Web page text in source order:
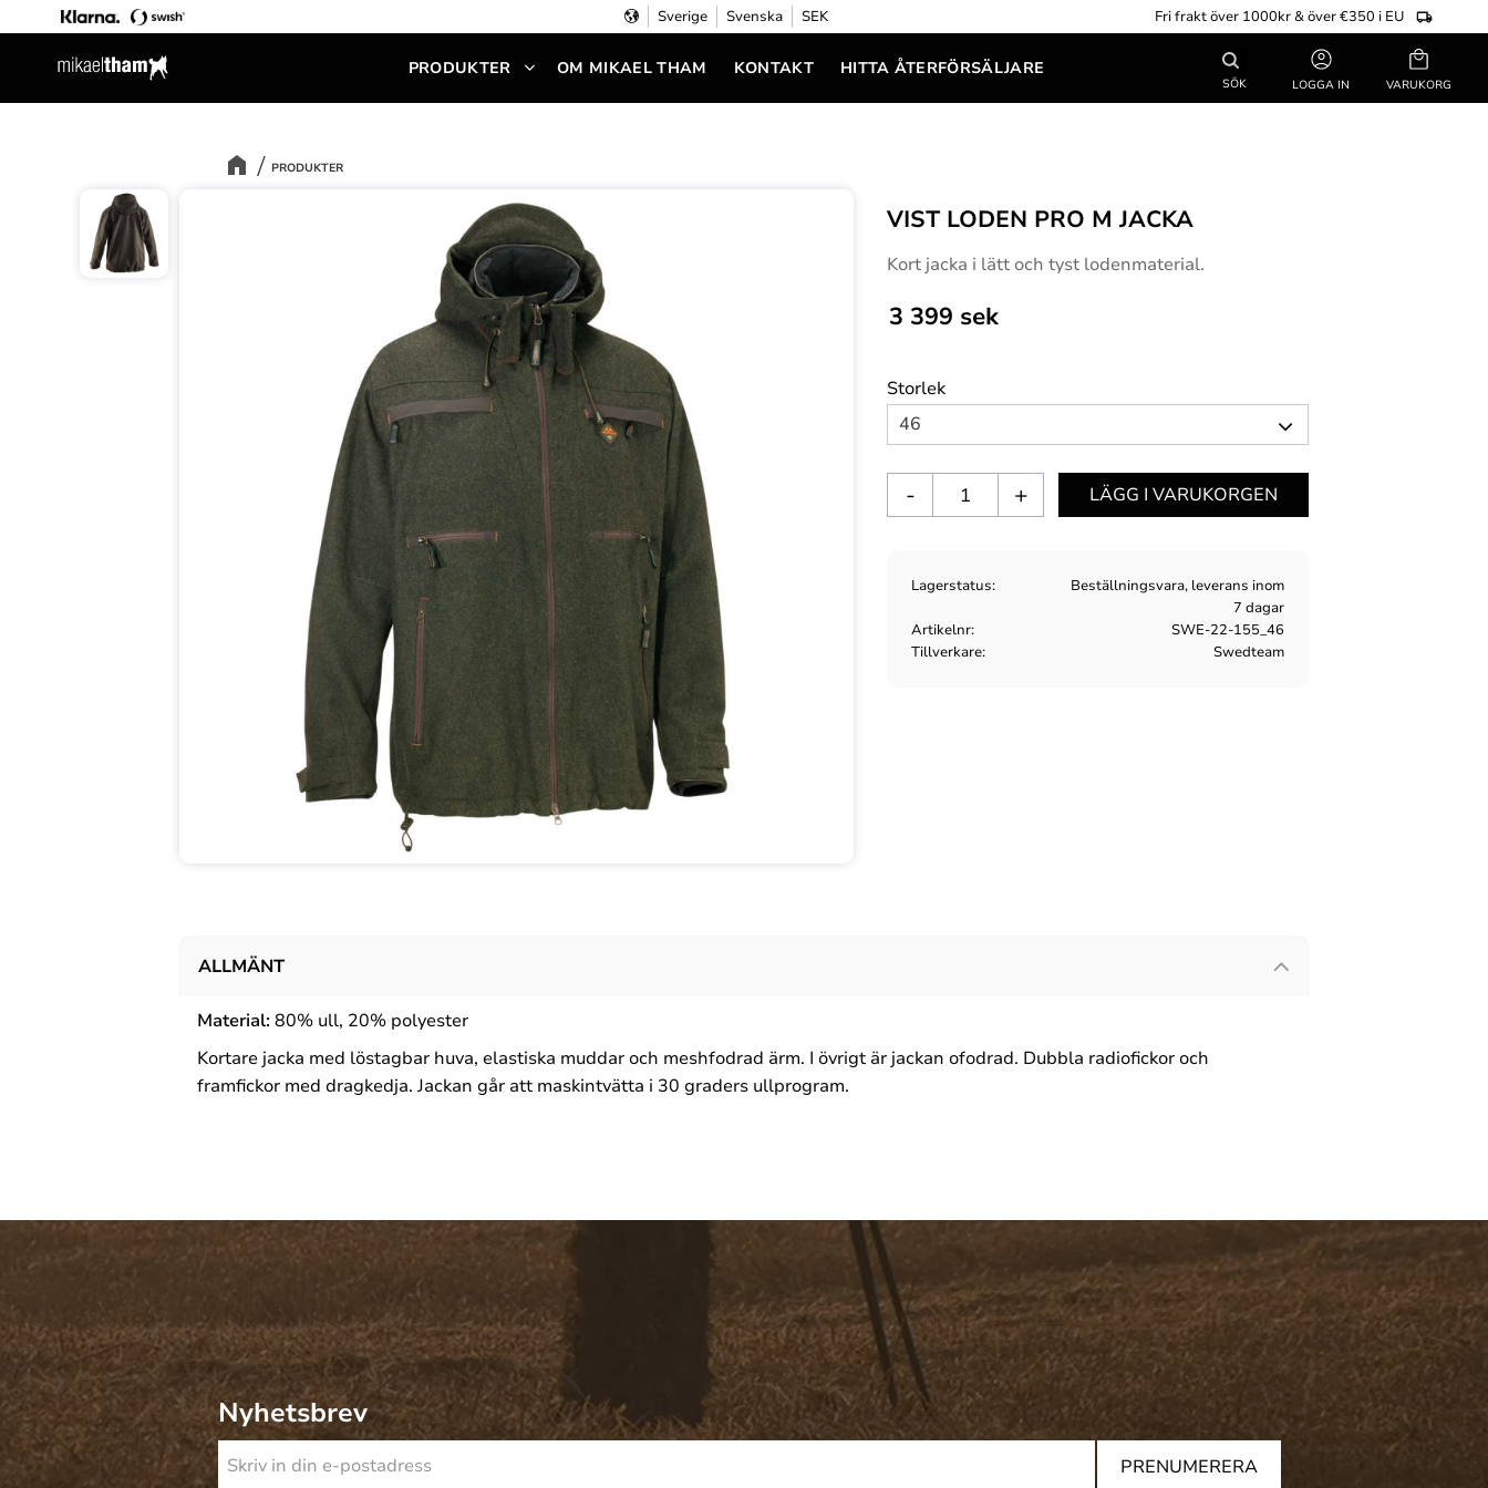
Sverige Svenska SEK Fri frakt över 1000kr & över €350 i EU
SÖK
PRODUKTER OM MIKAEL THAM KONTAKT HITTA ÅTERFÖRSÄLJARE
LOGGA IN
Kundvagn
PRODUKTER
VIST LODEN PRO M JACKA
Kort jacka i lätt och tyst lodenmaterial.
3 399 sek
Storlek
+
-
Lagerstatus
Beställningsvara, leverans inom
7 dagar
Artikelnr
SWE-22-155_46
Tillverkare
Swedteam
ALLMÄNT
Material: 80% ull, 20% polyester
Kortare jacka med löstagbar huva, elastiska muddar och meshfodrad ärm. I övrigt är jackan ofodrad. Dubbla radiofickor och
framfickor med dragkedja. Jackan går att maskintvätta i 30 graders ullprogram.
Nyhetsbrev
PRENUMERERA